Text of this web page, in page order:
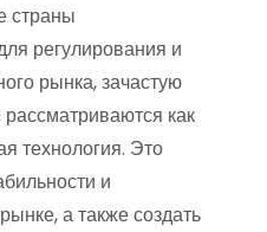
страны
регулирования и
рынка, зачастую
как
технология. Это
и
а также создать